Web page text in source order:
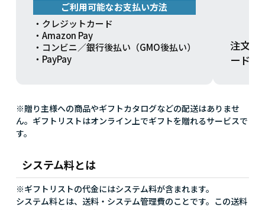
ご利用可能なお支払い方法
・クレジットカード
・Amazon Pay
・コンビニ／銀行後払い（GMO後払い）
・PayPay
注文方
ードを
※贈り主様への商品やギフトカタログなどの配送はありませ
ん。ギフトリストはオンライン上でギフトを贈れるサービスで
す。
システム料とは
※ギフトリストの代金にはシステム料が含まれます。
システム料とは、送料・システム管理費のことです。この送料